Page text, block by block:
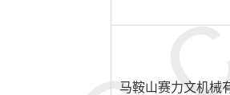
马鞍山赛力文机械